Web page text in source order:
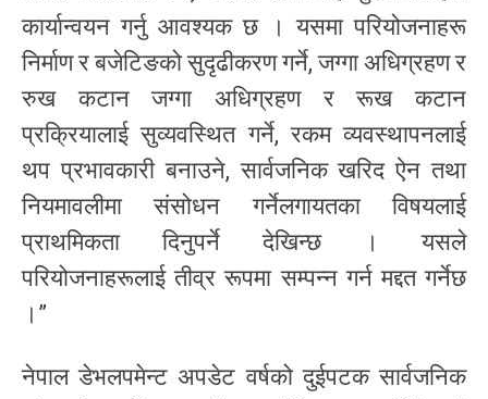
कार्यान्वयन गर्नु आवश्यक छ । यसमा परियोजनाहरू
निर्माण र बजेटिङको सुदृढीकरण गर्ने, जग्गा अधिग्रहण र
रुख कटान जग्गा अधिग्रहण र रूख कटान
प्रक्रियालाई सुव्यवस्थित गर्ने, रकम व्यवस्थापनलाई
थप प्रभावकारी बनाउने, सार्वजनिक खरिद ऐन तथा
नियमावलीमा संसोधन गर्नेलगायतका विषयलाई
प्राथमिकता दिनुपर्ने देखिन्छ । यसले
परियोजनाहरूलाई तीव्र रूपमा सम्पन्न गर्न मद्दत गर्नेछ
।”
नेपाल डेभलपमेन्ट अपडेट वर्षको दुईपटक सार्वजनिक